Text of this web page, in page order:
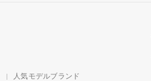
人気モデルブランド